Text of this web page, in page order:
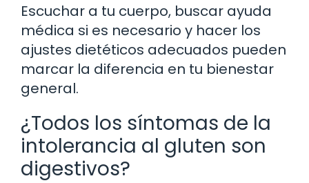
Escuchar a tu cuerpo, buscar ayuda
médica si es necesario y hacer los
ajustes dietéticos adecuados pueden
marcar la diferencia en tu bienestar
general.
¿Todos los síntomas de la
intolerancia al gluten son
digestivos?